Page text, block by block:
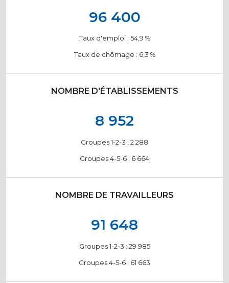
96 400
Taux d'emploi : 54,9 %
Taux de chômage : 6,3 %
NOMBRE D'ÉTABLISSEMENTS
8 952
Groupes 1-2-3 : 2 288
Groupes 4-5-6 : 6 664
NOMBRE DE TRAVAILLEURS
91 648
Groupes 1-2-3 : 29 985
Groupes 4-5-6 : 61 663